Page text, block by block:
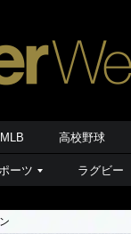
MLB 高校野球
ーツ ラグビー